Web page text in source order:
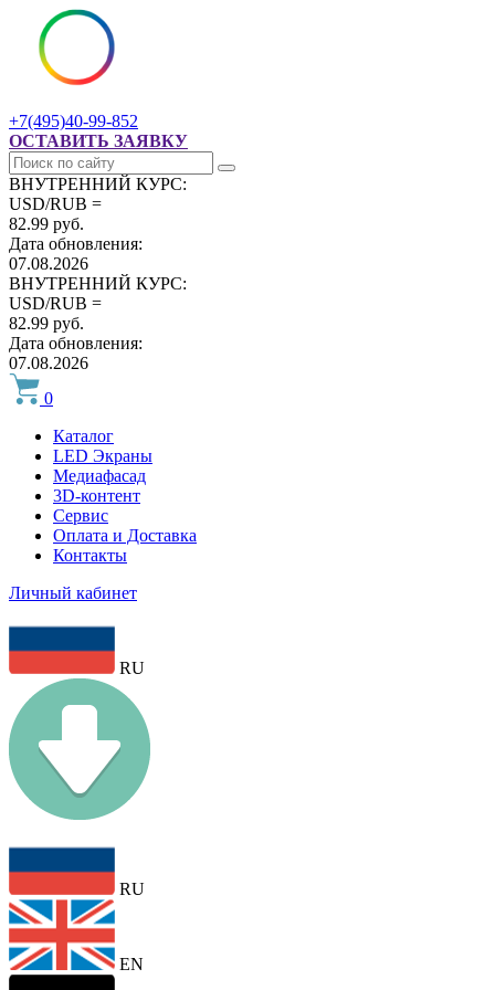
+7(495)40-99-852
ОСТАВИТЬ ЗАЯВКУ
ВНУТРЕННИЙ КУРС:
USD/RUB =
82.99 руб.
Дата обновления:
07.08.2026
ВНУТРЕННИЙ КУРС:
USD/RUB =
82.99 руб.
Дата обновления:
07.08.2026
0
Каталог
LED Экраны
Медиафасад
3D-контент
Сервис
Оплата и Доставка
Контакты
Личный кабинет
RU
RU
EN